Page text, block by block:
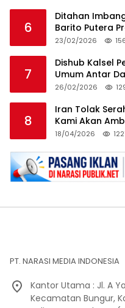
6
Ditahan
Barito Putera
23/02/2026
7
Dishub Kalsel
Umum Antar
26/02/2026
8
Iran Tolak
Kami Akan
18/04/2026
PT. NARASI MEDIA INDONESIA
Kantor Utama : Jl. A
Kecamatan Bungur,